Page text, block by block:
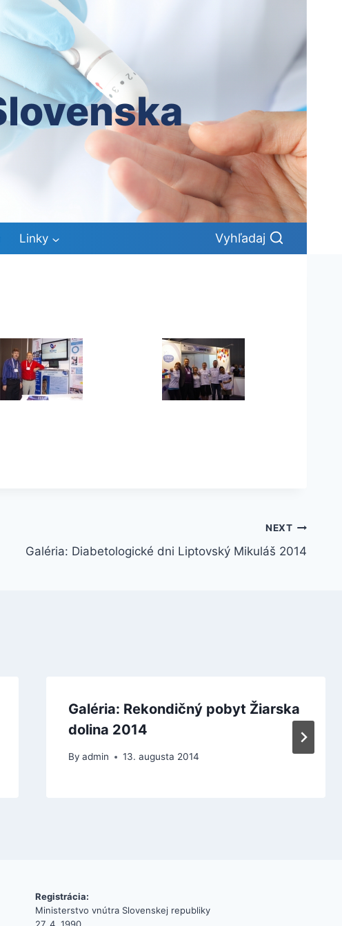
Linky Vyhľadaj
NEXT
Galéria: Diabetologické dni Liptovský Mikuláš 2014
Galéria: Rekondičný pobyt Žiarska
dolina 2014
By admin 13. augusta 2014
Registrácia:
Ministerstvo vnútra Slovenskej republiky